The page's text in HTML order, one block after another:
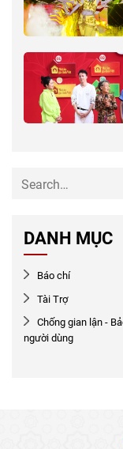
DANH MỤC
Báo chí
Tài Trợ
Chống gian lận -
người dùng